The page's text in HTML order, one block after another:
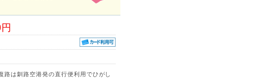
は釧路空港発の直行便利用でひがし